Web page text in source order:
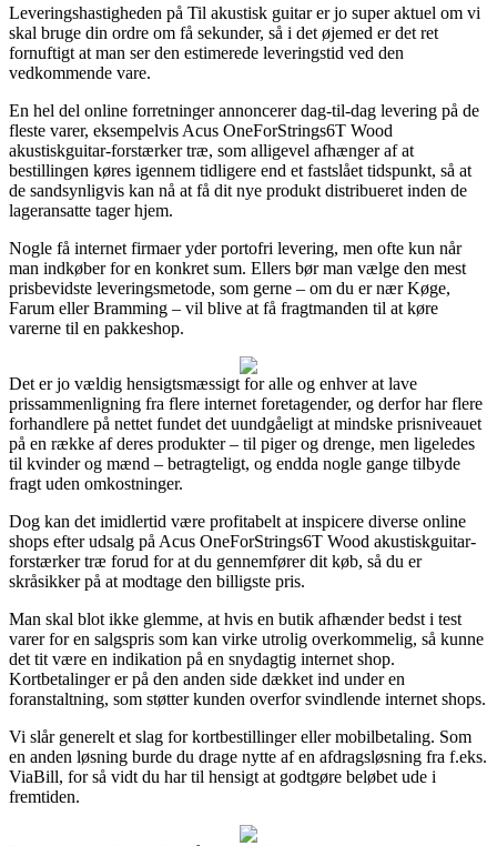
Leveringshastigheden på Til akustisk guitar er jo super aktuel om vi
skal bruge din ordre om få sekunder, så i det øjemed er det ret
fornuftigt at man ser den estimerede leveringstid ved den
vedkommende vare.
En hel del online forretninger annoncerer dag-til-dag levering på de
fleste varer, eksempelvis Acus OneForStrings6T Wood
akustiskguitar-forstærker træ, som alligevel afhænger af at
bestillingen køres igennem tidligere end et fastslået tidspunkt, så at
de sandsynligvis kan nå at få dit nye produkt distribueret inden de
lageransatte tager hjem.
Nogle få internet firmaer yder portofri levering, men ofte kun når
man indkøber for en konkret sum. Ellers bør man vælge den mest
prisbevidste leveringsmetode, som gerne – om du er nær Køge,
Farum eller Bramming – vil blive at få fragtmanden til at køre
varerne til en pakkeshop.
Det er jo vældig hensigtsmæssigt for alle og enhver at lave
prissammenligning fra flere internet foretagender, og derfor har flere
forhandlere på nettet fundet det uundgåeligt at mindske prisniveauet
på en række af deres produkter – til piger og drenge, men ligeledes
til kvinder og mænd – betragteligt, og endda nogle gange tilbyde
fragt uden omkostninger.
Dog kan det imidlertid være profitabelt at inspicere diverse online
shops efter udsalg på Acus OneForStrings6T Wood akustiskguitar-
forstærker træ forud for at du gennemfører dit køb, så du er
skråsikker på at modtage den billigste pris.
Man skal blot ikke glemme, at hvis en butik afhænder bedst i test
varer for en salgspris som kan virke utrolig overkommelig, så kunne
det tit være en indikation på en snydagtig internet shop.
Kortbetalinger er på den anden side dækket ind under en
foranstaltning, som støtter kunden overfor svindlende internet shops.
Vi slår generelt et slag for kortbestillinger eller mobilbetaling. Som
en anden løsning burde du drage nytte af en afdragsløsning fra f.eks.
ViaBill, for så vidt du har til hensigt at godtgøre beløbet ude i
fremtiden.